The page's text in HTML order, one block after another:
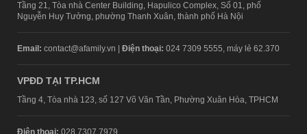
Tầng 21, Tòa nhà Center Building, Hapulico Complex, Số 01, phố
Nguyễn Huy Tưởng, phường Thanh Xuân, thành phố Hà Nội
Email: contact@afamily.vn | Điện thoại: 024 7309 5555, máy lẻ 62.370
VPĐD TẠI TP.HCM
Tầng 4, Tòa nhà 123, số 127 Võ Văn Tần, Phường Xuân Hòa, TPHCM
Điện thoại: 028 7307 7979